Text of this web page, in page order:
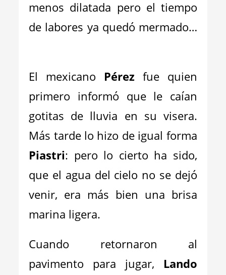
menos dilatada pero el tiempo
de labores ya quedó mermado…
El mexicano Pérez fue quien
primero informó que le caían
gotitas de lluvia en su visera.
Más tarde lo hizo de igual forma
Piastri: pero lo cierto ha sido,
que el agua del cielo no se dejó
venir, era más bien una brisa
marina ligera.
Cuando retornaron al
pavimento para jugar, Lando